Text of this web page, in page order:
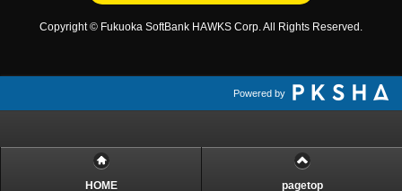
Copyright © Fukuoka SoftBank HAWKS Corp. All Rights Reserved.
Powered by
HOME pagetop